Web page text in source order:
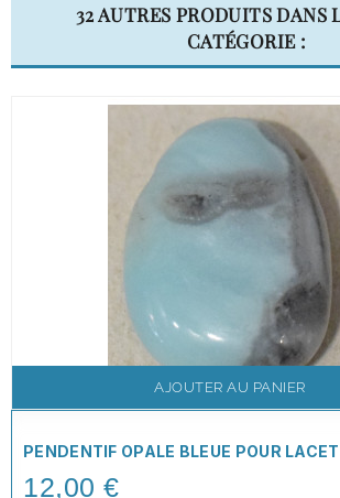
32 AUTRES PRODUITS DANS
CATÉGORIE :
AJOUTER AU PANIER
PENDENTIF OPALE BLEUE POUR LACET
Price
12,00 €